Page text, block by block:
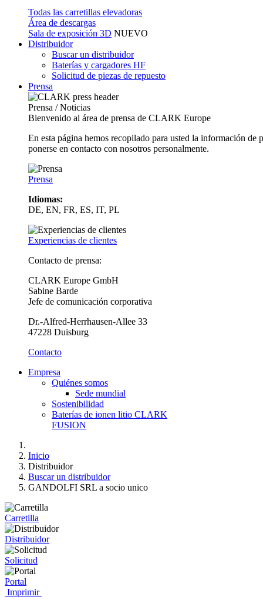
Todas las carretillas elevadoras
Área de descargas
Sala de exposición 3D NUEVO
Distribuidor
Buscar un distribuidor
Baterías y cargadores HF
Solicitud de piezas de repuesto
Prensa
Prensa / Noticias
Bienvenido al área de prensa de CLARK Europe
En esta página hemos recopilado para usted la información
ponerse en contacto con nosotros personalmente.
Prensa
Idiomas:
DE, EN, FR, ES, IT, PL
Experiencias de clientes
Contacto de prensa:
CLARK Europe GmbH
Sabine Barde
Jefe de comunicación corporativa
Dr.-Alfred-Herrhausen-Allee 33
47228 Duisburg
Contacto
Empresa
Quiénes somos
Sede mundial
Sostenibilidad
Baterías de ionen litio CLARK
FUSION
Inicio
Distribuidor
Buscar un distribuidor
GANDOLFI SRL a socio unico
Carretilla
Distribuidor
Solicitud
Portal
Imprimir